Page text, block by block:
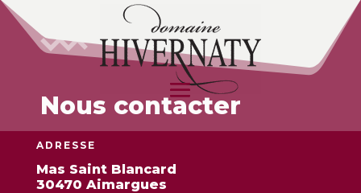
Nous contacter
ADRESSE
Mas Saint Blancard
30470 Aimargues